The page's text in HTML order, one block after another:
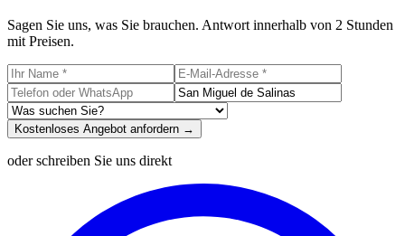
Sagen Sie uns, was Sie brauchen. Antwort innerhalb von 2 Stunden
mit Preisen.
Kostenloses Angebot anfordern →
oder schreiben Sie uns direkt